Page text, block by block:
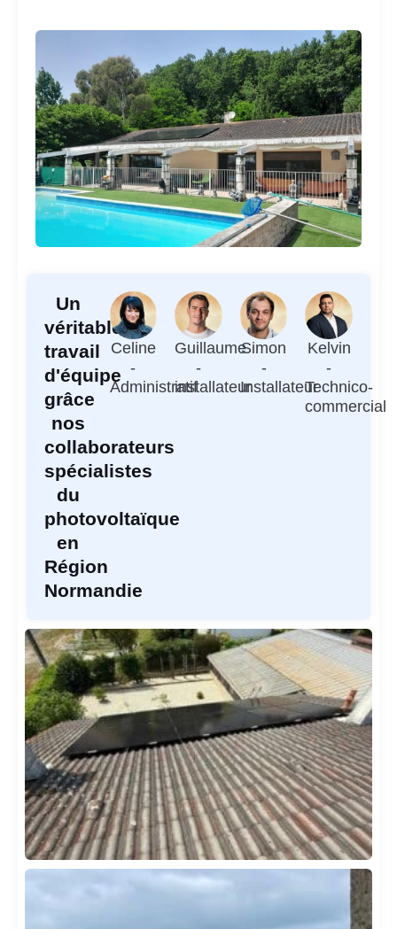
Un
véritable
travail
d'équipe
grâce
nos
collaborateurs
spécialistes
du
photovoltaïque
en
Région
Normandie
Celine
-
Administratif
Guillaume
-
installateur
Simon
-
Installateur
Kelvin
-
Technico-
commercial